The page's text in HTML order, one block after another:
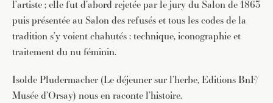
l’artiste ; elle fut d’abord rejetée par le jury du Salon de 1863
puis présentée au Salon des refusés et tous les codes de la
tradition s’y voient chahutés : technique, iconographie et
traitement du nu féminin.
Isolde Pludermacher (Le déjeuner sur l’herbe, Editions BnF/
Musée d’Orsay) nous en raconte l’histoire.